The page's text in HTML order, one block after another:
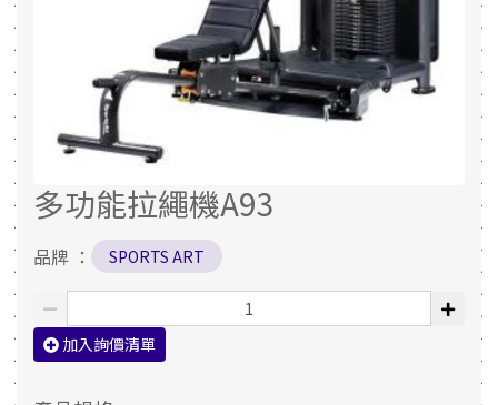
多功能拉繩機A93
品牌 ： SPORTS ART
加入詢價清單